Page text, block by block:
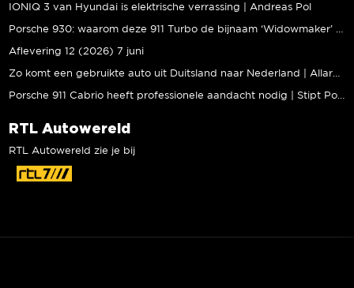
IONIQ 3 van Hyundai is elektrische verrassing | Andreas Pol
Aflevering 12 (2026) 7 juni
RTL Autowereld
RTL Autowereld zie je bij